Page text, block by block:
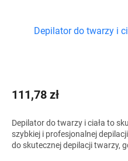
Depilator do twarzy i
111,78 zł
Depilator do twarzy i ciała to
szybkiej i profesjonalnej
do skutecznej depilacji twarzy,